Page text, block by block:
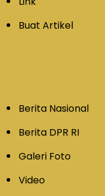
Buat Artikel
Berita Nasional
Berita DPR RI
Galeri Foto
Video